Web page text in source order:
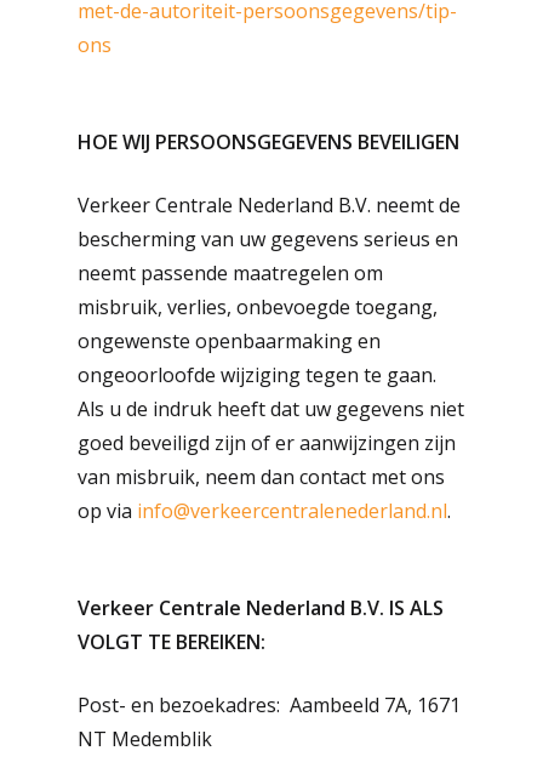
met-de-autoriteit-persoonsgegevens/tip-
ons
HOE WIJ PERSOONSGEGEVENS BEVEILIGEN
Verkeer Centrale Nederland B.V. neemt de
bescherming van uw gegevens serieus en
neemt passende maatregelen om
misbruik, verlies, onbevoegde toegang,
ongewenste openbaarmaking en
ongeoorloofde wijziging tegen te gaan.
Als u de indruk heeft dat uw gegevens niet
goed beveiligd zijn of er aanwijzingen zijn
van misbruik, neem dan contact met ons
op via info@verkeercentralenederland.nl.
Verkeer Centrale Nederland B.V. IS ALS
VOLGT TE BEREIKEN:
Post- en bezoekadres: Aambeeld 7A, 1671
NT Medemblik